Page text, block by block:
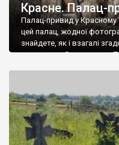
Красне. Палац-
Палац-привид у Красному
цей палац, жодної
знайдете, як і взагалі
мешканець Самгородка.